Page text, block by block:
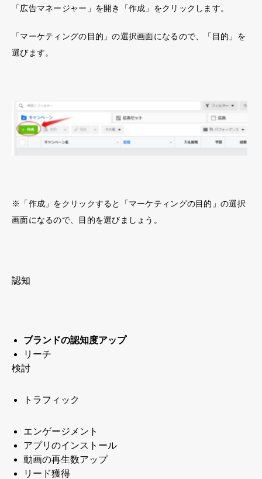
「広告マネージャー」を開き「作成」をクリックします。
「マーケティングの目的」の選択画面になるので、「目的」を
選びます。
※「作成」をクリックすると「マーケティングの目的」の選択
画面になるので、目的を選びましょう。
認知
ブランドの認知度アップ
リーチ
検討
トラフィック
エンゲージメント
アプリのインストール
動画の再生数アップ
リード獲得